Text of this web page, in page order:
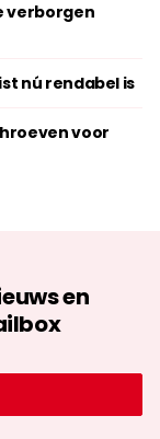
verborgen
nú rendabel is
voor
en